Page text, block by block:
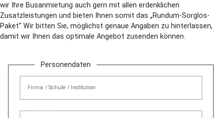
wir Ihre Busanmietung auch gern mit allen erdenklichen
Zusatzleistungen und bieten Ihnen somit das „Rundum-Sorglos-
Paket“ Wir bitten Sie, möglichst genaue Angaben zu hinterlassen,
damit wir Ihnen das optimale Angebot zusenden können.
Personendaten
Firma / Schule / Institution